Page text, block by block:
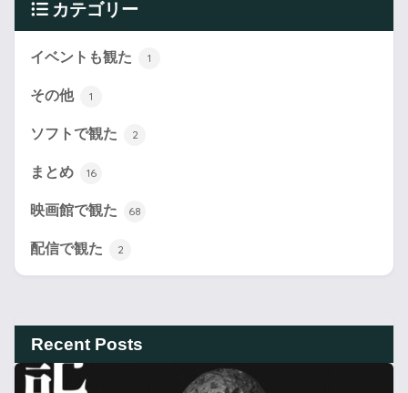
カテゴリー
イベントも観た 1
その他 1
ソフトで観た 2
まとめ 16
映画館で観た 68
配信で観た 2
Recent Posts